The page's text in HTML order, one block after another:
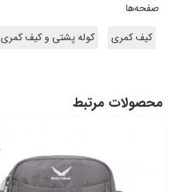
صفحه‌ها
کیف کمری
کوله پشتی و کیف کمری
محصولات مرتبط